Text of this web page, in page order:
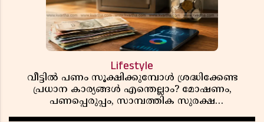
Lifestyle
വീട്ടിൽ പണം സൂക്ഷിക്കുമ്പോൾ ശ്രദ്ധിക്കേണ്ട
പ്രധാന കാര്യങ്ങൾ എന്തെല്ലാം? മോഷണം,
പണപ്പെരുപ്പം, സാമ്പത്തിക സുരക്ഷ